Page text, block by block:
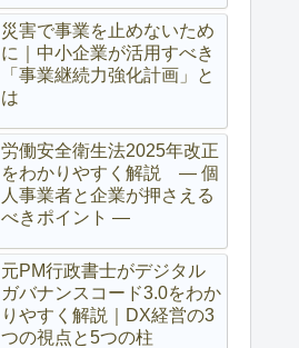
災害で事業を止めないため
に｜中小企業が活用すべき
「事業継続力強化計画」と
は
労働安全衛生法2025年改正
をわかりやすく解説 ― 個
人事業者と企業が押さえる
べきポイント ―
元PM行政書士がデジタル
ガバナンスコード3.0をわか
りやすく解説｜DX経営の3
つの視点と5つの柱